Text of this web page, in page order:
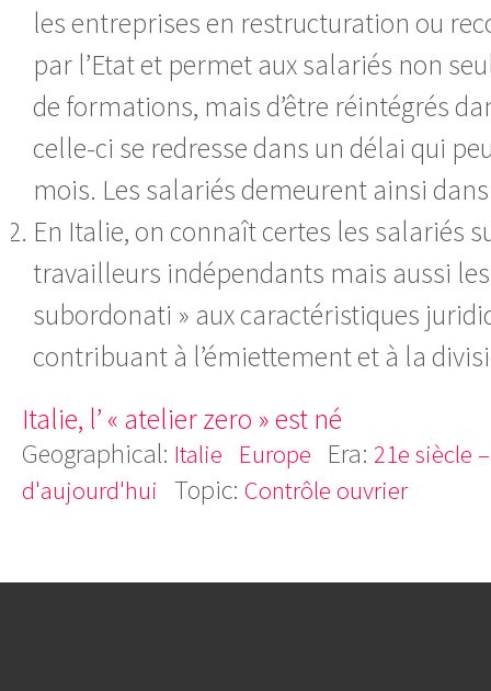
les entreprises en restructuration ou
par l’Etat et permet aux salariés non
de formations, mais d’être réintégrés
celle-ci se redresse dans un délai qui
mois. Les salariés demeurent ainsi
En Italie, on connaît certes les salariés
travailleurs indépendants mais aussi
subordonati » aux caractéristiques
contribuant à l’émiettement et à la
Italie, l’ « atelier zero » est né
Geographical: Italie Europe Era: 21e siècle
d'aujourd'hui Topic: Contrôle ouvrier